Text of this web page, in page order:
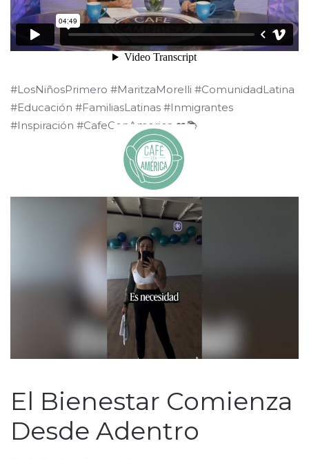
#LosNiñosPrimero #MaritzaMorelli #ComunidadLatina
#Educación #FamiliasLatinas #Inmigrantes
#Inspiración #CafeConAmerica ❤️📚
El Bienestar Comienza
Desde Adentro